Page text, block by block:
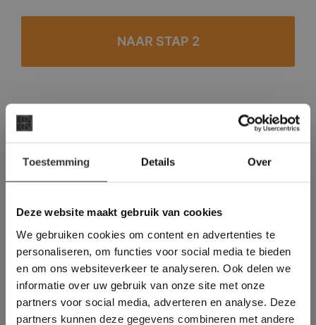
Toestemming Details Over
Deze website maakt gebruik van cookies
We gebruiken cookies om content en advertenties te
personaliseren, om functies voor social media te bieden
en om ons websiteverkeer te analyseren. Ook delen we
informatie over uw gebruik van onze site met onze
partners voor social media, adverteren en analyse. Deze
partners kunnen deze gegevens combineren met andere
#1 in de categorie vloeren op Trustpilot
Legwerk vanuit het tegelzettersgilde
Meer dan 500 m2 showroom
Deze website maakt
gebruik van cookies.
This Cookie Banner was deleted and is no
longer working. Please contact the website
administrator.
Deze website gebruikt cookies om de
gebruikerservaring te verbeteren. Door
gebruik te maken van onze website geeft u
toestemming voor alle cookies in
overeenstemming met ons cookiebeleid.Lees
verder